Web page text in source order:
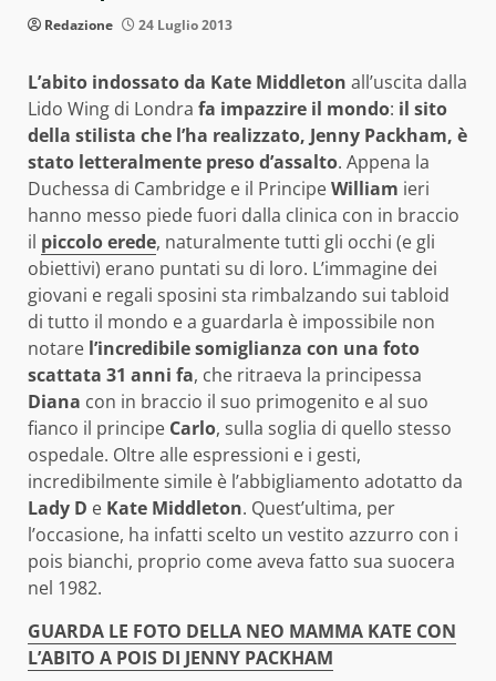
Redazione 24 Luglio 2013
L’abito indossato da Kate Middleton all’uscita dalla
Lido Wing di Londra fa impazzire il mondo: il sito
della stilista che l’ha realizzato, Jenny Packham, è
stato letteralmente preso d’assalto. Appena la
Duchessa di Cambridge e il PrincipeWilliam ieri
hanno messo piede fuori dalla clinica con in braccio
il piccolo erede, naturalmente tutti gli occhi (e gli
obiettivi) erano puntati su di loro. L’immagine dei
giovani e regali sposini sta rimbalzando sui tabloid
di tutto il mondo e a guardarla è impossibile non
notare l’incredibile somiglianza con una foto
scattata 31 anni fa, che ritraeva la principessa
Diana con in braccio il suo primogenito e al suo
fianco il principe Carlo, sulla soglia di quello stesso
ospedale. Oltre alle espressioni e i gesti,
incredibilmente simile è l’abbigliamento adotatto da
Lady D e Kate Middleton. Quest’ultima, per
l’occasione, ha infatti scelto un vestito azzurro con i
pois bianchi, proprio come aveva fatto sua suocera
nel 1982.
GUARDA LE FOTO DELLA NEO MAMMA KATE CON
L’ABITO A POIS DI JENNY PACKHAM